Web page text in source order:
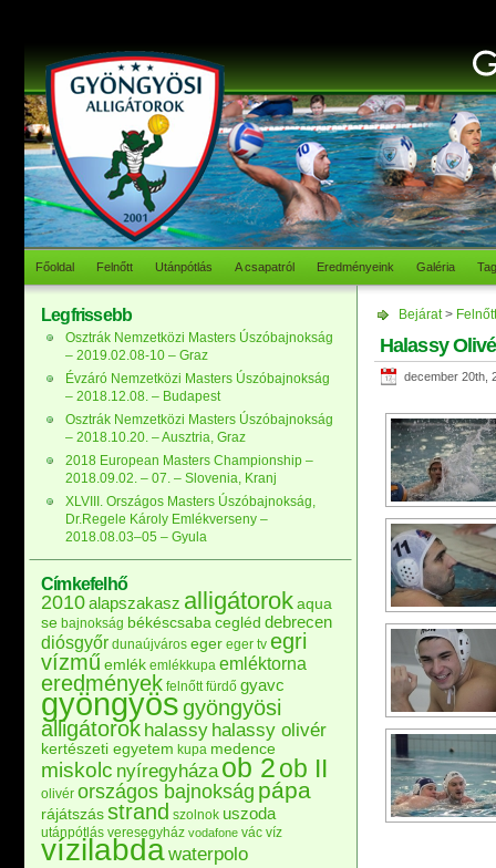
Főoldal Felnőtt Utánpótlás A csapatról Eredményeink Galéria
Bejárat> Felnőtt
Halassy
december 20th,
Legfrissebb
Osztrák Nemzetközi Masters Úszóbajnokság
– 2019.02.08-10 – Graz
Évzáró Nemzetközi Masters Úszóbajnokság
– 2018.12.08. – Budapest
Osztrák Nemzetközi Masters Úszóbajnokság
– 2018.10.20. – Ausztria, Graz
2018 European Masters Championship –
2018.09.02. – 07. – Slovenia, Kranj
XLVIII. Országos Masters Úszóbajnokság,
Dr.Regele Károly Emlékverseny –
2018.08.03–05 – Gyula
Címkefelhő
2010alapszakasz alligátorokaqua
se bajnokság békéscsaba cegléd debrecen
diósgyőr dunaújváros eger eger tv egri
vízműemlék emlékkupa emléktorna
eredmények felnőtt fürdő gyavc
gyöngyösgyöngyösi
alligátorok halassy halassy olivér
kertészeti egyetem kupa medence
miskolc nyíregyháza ob 2ob II
olivér országos bajnokság pápa
rájátszás strand szolnok uszoda
utánpótlás veresegyház vodafone vác víz
vízilabdawaterpolo